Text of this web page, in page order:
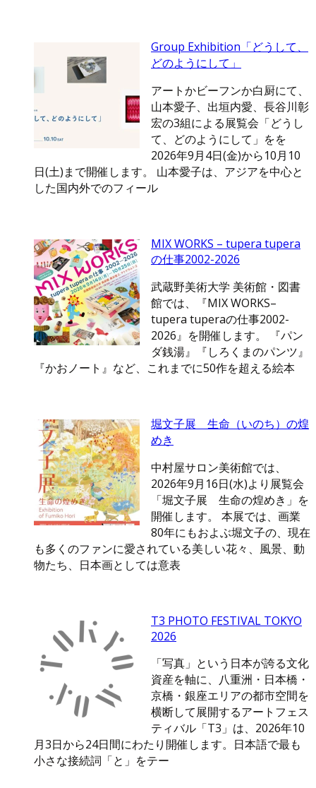
Group Exhibition「どうして、
どのようにして」
アートかビーフンか白厨にて、
山本愛子、出垣内愛、長谷川彰
宏の3組による展覧会「どうし
て、どのようにして」をを
2026年9月4日(金)から10月10
日(土)まで開催します。 山本愛子は、アジアを中心と
した国内外でのフィール
MIX WORKS – tupera tupera
の仕事2002-2026
武蔵野美術大学 美術館・図書
館では、『MIX WORKS–
tupera tuperaの仕事2002-
2026』を開催します。 『パン
ダ銭湯』『しろくまのパンツ』
『かおノート』など、これまでに50作を超える絵本
堀文子展 生命（いのち）の煌
めき
中村屋サロン美術館では、
2026年9月16日(水)より展覧会
「堀文子展 生命の煌めき」を
開催します。 本展では、画業
80年にもおよぶ堀文子の、現在
も多くのファンに愛されている美しい花々、風景、動
物たち、日本画としては意表
T3 PHOTO FESTIVAL TOKYO
2026
「写真」という日本が誇る文化
資産を軸に、八重洲・日本橋・
京橋・銀座エリアの都市空間を
横断して展開するアートフェス
ティバル「T3」は、2026年10
月3日から24日間にわたり開催します。日本語で最も
小さな接続詞「と」をテー